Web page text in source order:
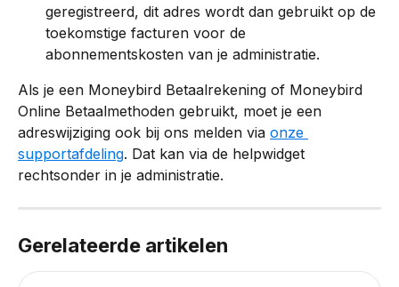
geregistreerd, dit adres wordt dan gebruikt op de
toekomstige facturen voor de
abonnementskosten van je administratie.
Als je een Moneybird Betaalrekening of Moneybird
Online Betaalmethoden gebruikt, moet je een
adreswijziging ook bij ons melden via onze
supportafdeling. Dat kan via de helpwidget
rechtsonder in je administratie.
Gerelateerde artikelen